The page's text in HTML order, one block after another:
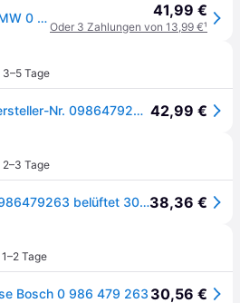
BOSCH Bremsscheibe BMW 0 986 479 263 34216764653,34216855008,34216864901 Bremsscheiben,Scheibenbremsen 6855008,6864901,BD1141,CD1192 41,99 €
Oder 3 Zahlungen von 13,99 €¹
3–5 Tage
Bosch Bremsscheibe [Hersteller-Nr. 0986479263] für BMW 42,99 €
2–3 Tage
BOSCH Bremsscheibe 0986479263 belüftet 300mm 20mm für BMW38,36 €
1–2 Tage
Bosch 0 986 479 263 30,56 €